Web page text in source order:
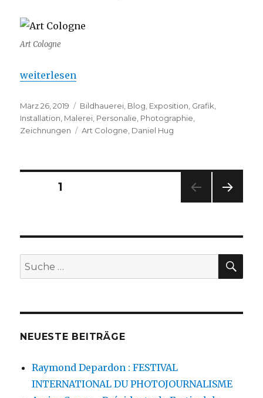
Art Cologne
„Art Cologne 2019 …. Marché artistique“
weiterlesen
Veröffentlicht
am
März 26, 2019 Kategorien
Bildhauerei, Blog, Exposition, Grafik,
Installation, Malerei, Personalie, Photographie,
Zeichnungen
Schlagwörter
Art Cologne, Daniel Hug
Seitennummerierung
Beiträge
SEITE1
E
Suche
nach:
NEUESTE BEITRÄGE
Raymond Depardon : FESTIVAL
INTERNATIONAL DU PHOTOJOURNALISME